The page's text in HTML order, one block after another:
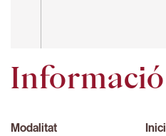
Informació
Modalitat Inici